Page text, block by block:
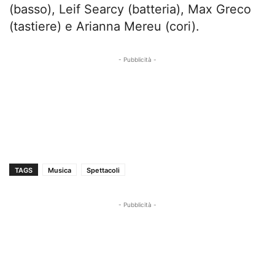
(basso), Leif Searcy (batteria), Max Greco
(tastiere) e Arianna Mereu (cori).
- Pubblicità -
TAGS Musica Spettacoli
- Pubblicità -